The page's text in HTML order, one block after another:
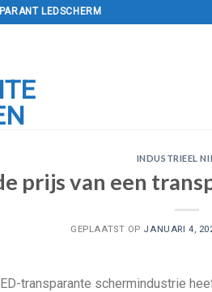
LEDSCHERM
INDUSTRIEEL
prijs van een
GEPLAATST OP JANUARI 4,
transparante schermindustrie